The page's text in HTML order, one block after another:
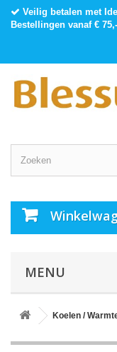
Veilig betalen met
Bestellingen vanaf €
MENU
Koelen /